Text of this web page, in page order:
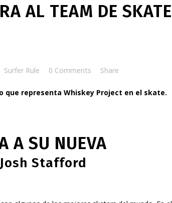
AL TEAM DE SKATE
Surfer Rule 0 Comments Share
que representa Whiskey Project en el skate.
A SU NUEVA
Josh Stafford